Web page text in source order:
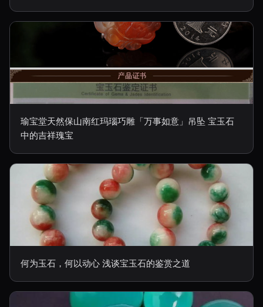
瑜宝堂天然保山南红玛瑙巧雕「万事如意」吊坠 宝玉石
中的吉祥瑰宝
何为玉石，何以动心 浅谈宝玉石的鉴赏之道